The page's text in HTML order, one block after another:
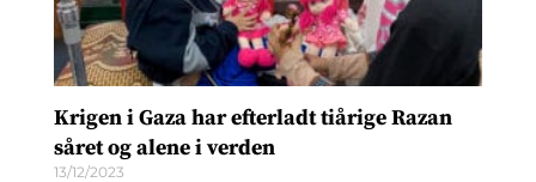
Krigen i Gaza har efterladt tiårige Razan
såret og alene i verden
13/12/2023